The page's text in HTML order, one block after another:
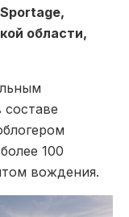
области,
100
вождения.